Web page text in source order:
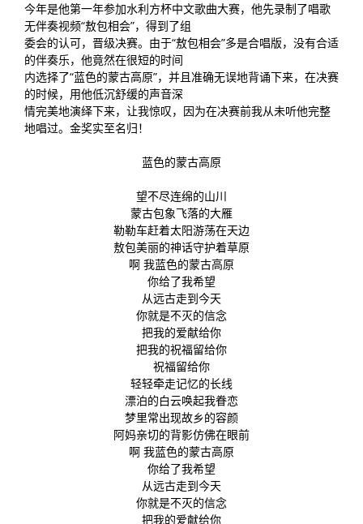
今年是他第一年参加水利方杯中文歌曲大赛，他先录制了唱歌
无伴奏视频“敖包相会”，得到了组
委会的认可，晋级决赛。由于“敖包相会”多是合唱版，没有合适
的伴奏乐，他竟然在很短的时间
内选择了“蓝色的蒙古高原”，并且准确无误地背诵下来，在决赛
的时候，用他低沉舒缓的声音深
情完美地演绎下来，让我惊叹，因为在决赛前我从未听他完整
地唱过。金奖实至名归！
蓝色的蒙古高原
望不尽连绵的山川
蒙古包象飞落的大雁
勒勒车赶着太阳游荡在天边
敖包美丽的神话守护着草原
啊 我蓝色的蒙古高原
你给了我希望
从远古走到今天
你就是不灭的信念
把我的爱献给你
把我的祝福留给你
祝福留给你
轻轻牵走记忆的长线
漂泊的白云唤起我眷恋
梦里常出现故乡的容颜
阿妈亲切的背影仿佛在眼前
啊 我蓝色的蒙古高原
你给了我希望
从远古走到今天
你就是不灭的信念
把我的爱献给你